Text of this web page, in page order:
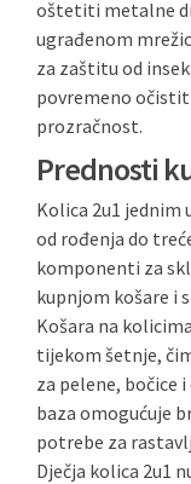
oštetiti metalne
ugrađenom
za zaštitu od
povremeno
prozračnost.
Prednosti
Kolica 2u1
od rođenja do
komponenti za
kupnjom košare i
Košara na
tijekom šetnje,
za pelene, bočice
baza omogućuje
potrebe za
Dječja kolica 2u1